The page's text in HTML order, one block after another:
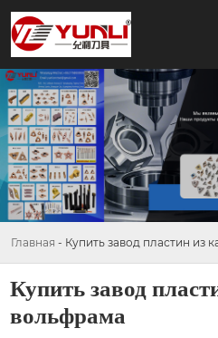
Главная - Купить завод пластин из
Купить завод
вольфрама